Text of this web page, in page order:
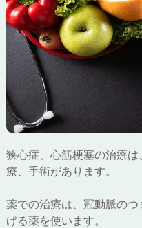
狭心症、心筋梗塞の治療
療、手術があります。
薬での治療は、冠動脈の
げる薬を使います。